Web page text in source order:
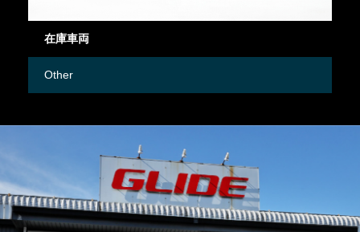
在庫車両
Other